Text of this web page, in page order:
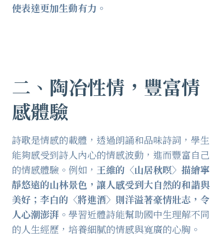
使表達更加生動有力。
二、 陶冶性情，豐富情
感體驗
詩歌是情感的載體，透過朗誦和品味詩詞，學生
能夠感受到詩人內心的情感波動，進而豐富自己
的情感體驗。例如， 王維的〈山居秋暝〉描繪寧
靜悠遠的山林景色，讓人感受到大自然的和諧與
美好；李白的〈將進酒〉則洋溢著豪情壯志，令
人心潮澎湃 。學習近體詩能幫助國中生理解不同
的人生經歷，培養細膩的情感與寬廣的心胸。